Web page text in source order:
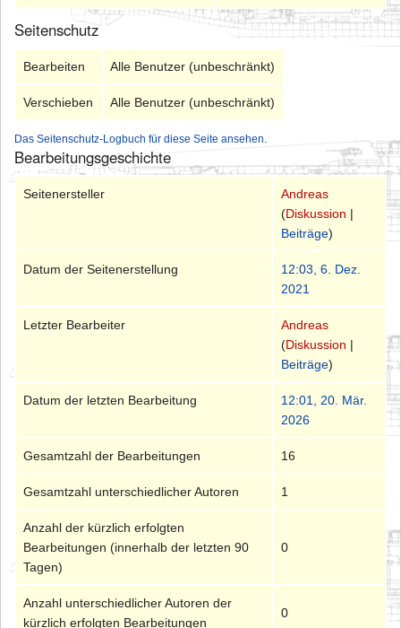
Seitenschutz
Bearbeiten Alle Benutzer (unbeschränkt)
Verschieben Alle Benutzer (unbeschränkt)
Das Seitenschutz-Logbuch für diese Seite ansehen.
Bearbeitungsgeschichte
Seitenersteller
Andreas
(Diskussion |
Beiträge)
Datum der Seitenerstellung
12:03, 6. Dez.
2021
Letzter Bearbeiter
Andreas
(Diskussion |
Beiträge)
Datum der letzten Bearbeitung
12:01, 20. Mär.
2026
Gesamtzahl der Bearbeitungen 16
Gesamtzahl unterschiedlicher Autoren 1
Anzahl der kürzlich erfolgten
Bearbeitungen (innerhalb der letzten 90
Tagen)
0
Anzahl unterschiedlicher Autoren der
kürzlich erfolgten Bearbeitungen
0